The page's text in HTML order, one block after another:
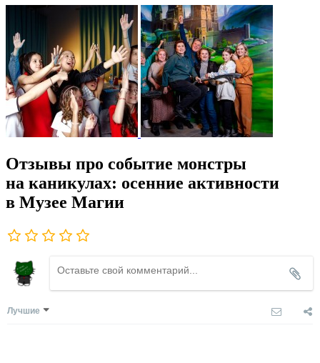
Отзывы про событие монстры
на каникулах: осенние активности
в Музее Магии
Лучшие